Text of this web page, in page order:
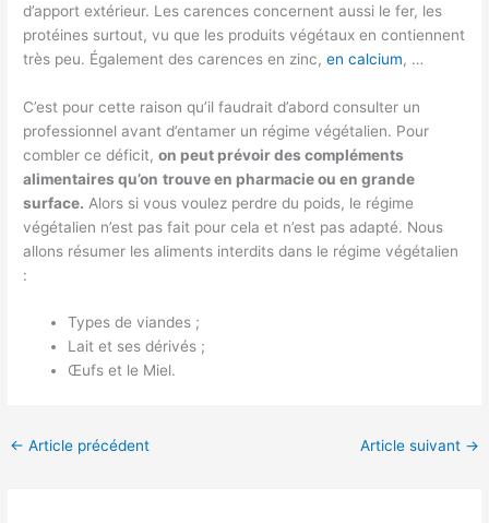
d’apport extérieur. Les carences concernent aussi le fer, les
protéines surtout, vu que les produits végétaux en contiennent
très peu. Également des carences en zinc,en calcium, …
C’est pour cette raison qu’il faudrait d’abord consulter un
professionnel avant d’entamer un régime végétalien. Pour
combler ce déficit,on peut prévoir des compléments
alimentaires qu’on trouve en pharmacie ou en grande
surface. Alors si vous voulez perdre du poids, le régime
végétalien n’est pas fait pour cela et n’est pas adapté. Nous
allons résumer les aliments interdits dans le régime végétalien
:
Types de viandes ;
Lait et ses dérivés ;
Œufs et le Miel.
← Article précédent Article suivant →